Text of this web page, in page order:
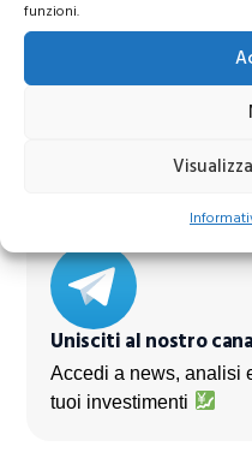
funzioni.
Azioni Bance Europee
Azioni banche
Unisciti al nostro
Accedi a news, analisi
tuoi investimenti